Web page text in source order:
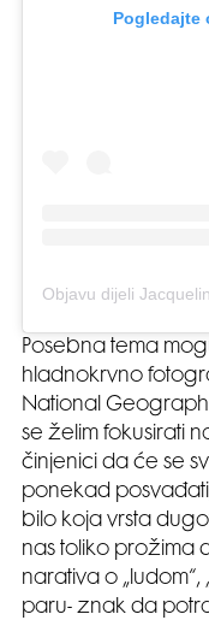
Pogledajte
Posebna tema
hladnokrvno
National
se želim fokusirati
činjenici da će se
ponekad
bilo koja vrsta
nas toliko prožima
narativa o „ludom“,
paru- znak da